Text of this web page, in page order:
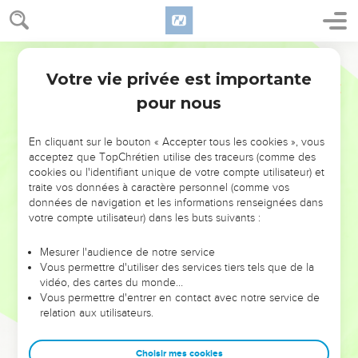
NE MANQUEZ PAS L’ÉVÉNEMENT
DE L’ANNÉE !
ET SI LEURS ERREURS POUVAIENT VOUS ÉVITER LES
VOTRES ?
leur foi ou leur vision. Mais on voit moins les doutes, les erreurs
et les saisons difficiles qu'ils ont traversés, alors même que ce
sont elles qui les ont façonnés.
Dans cette conférence, leaders, entrepreneurs, et responsables
clés pour avancer avec plus de sagesse afin que leurs erreurs
Votre vie privée est importante
pour nous
En cliquant sur le bouton « Accepter tous les cookies », vous
acceptez que TopChrétien utilise des traceurs (comme des
cookies ou l'identifiant unique de votre compte utilisateur) et
traite vos données à caractère personnel (comme vos
données de navigation et les informations renseignées dans
votre compte utilisateur) dans les buts suivants :
Mesurer l'audience de notre service
Vous permettre d'utiliser des services tiers tels que de la
vidéo, des cartes du monde…
Vous permettre d'entrer en contact avec notre service de
relation aux utilisateurs.
Choisir mes cookies